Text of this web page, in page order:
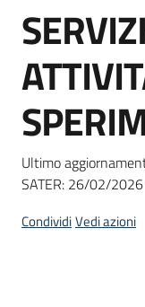
Bandi
e
di
Supporto
Salta al contenuto
Ultimo
SATER: 26/02/
CondividiVedi azioni